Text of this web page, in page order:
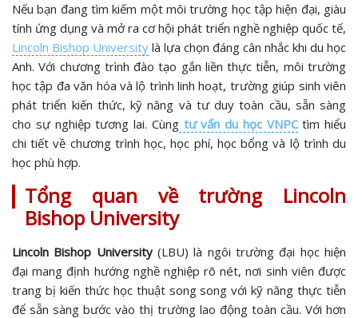
Nếu bạn đang tìm kiếm một môi trường học tập hiện đại, giàu
tính ứng dụng và mở ra cơ hội phát triển nghề nghiệp quốc tế,
Lincoln Bishop University là lựa chọn đáng cân nhắc khi du học
Anh. Với chương trình đào tạo gắn liền thực tiễn, môi trường
học tập đa văn hóa và lộ trình linh hoạt, trường giúp sinh viên
phát triển kiến thức, kỹ năng và tư duy toàn cầu, sẵn sàng
cho sự nghiệp tương lai. Cùngtư vấn du học VNPCtìm hiểu
chi tiết về chương trình học, học phí, học bổng và lộ trình du
học phù hợp.
Tổng quan về trường Lincoln
Bishop University
Lincoln Bishop University(LBU) là ngôi trường đại học hiện
đại mang định hướng nghề nghiệp rõ nét, nơi sinh viên được
trang bị kiến thức học thuật song song với kỹ năng thực tiễn
để sẵn sàng bước vào thị trường lao động toàn cầu. Với hơn